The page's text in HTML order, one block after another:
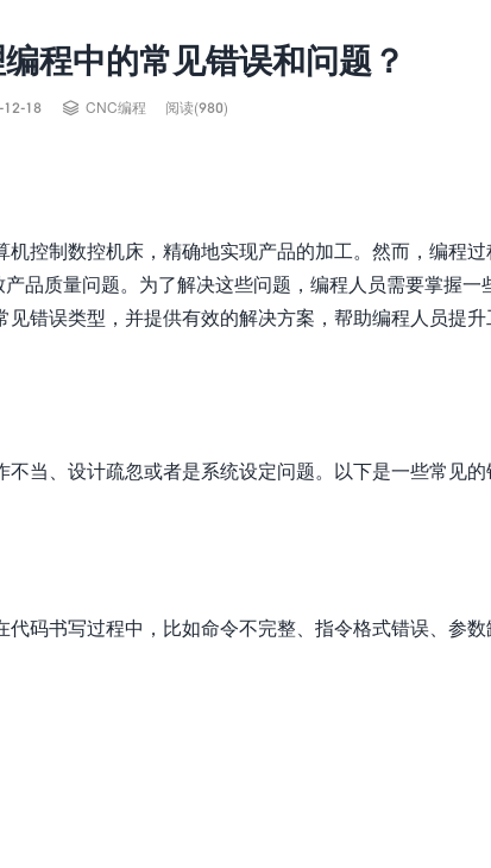
程中的常见错误和问题？
18  CNC编程 阅读(980)
控制数控机床，精确地实现产品的加工。然而，编程过
品质量问题。为了解决这些问题，编程人员需要掌握一
错误类型，并提供有效的解决方案，帮助编程人员提升
当、设计疏忽或者是系统设定问题。以下是一些常见的
码书写过程中，比如命令不完整、指令格式错误、参数